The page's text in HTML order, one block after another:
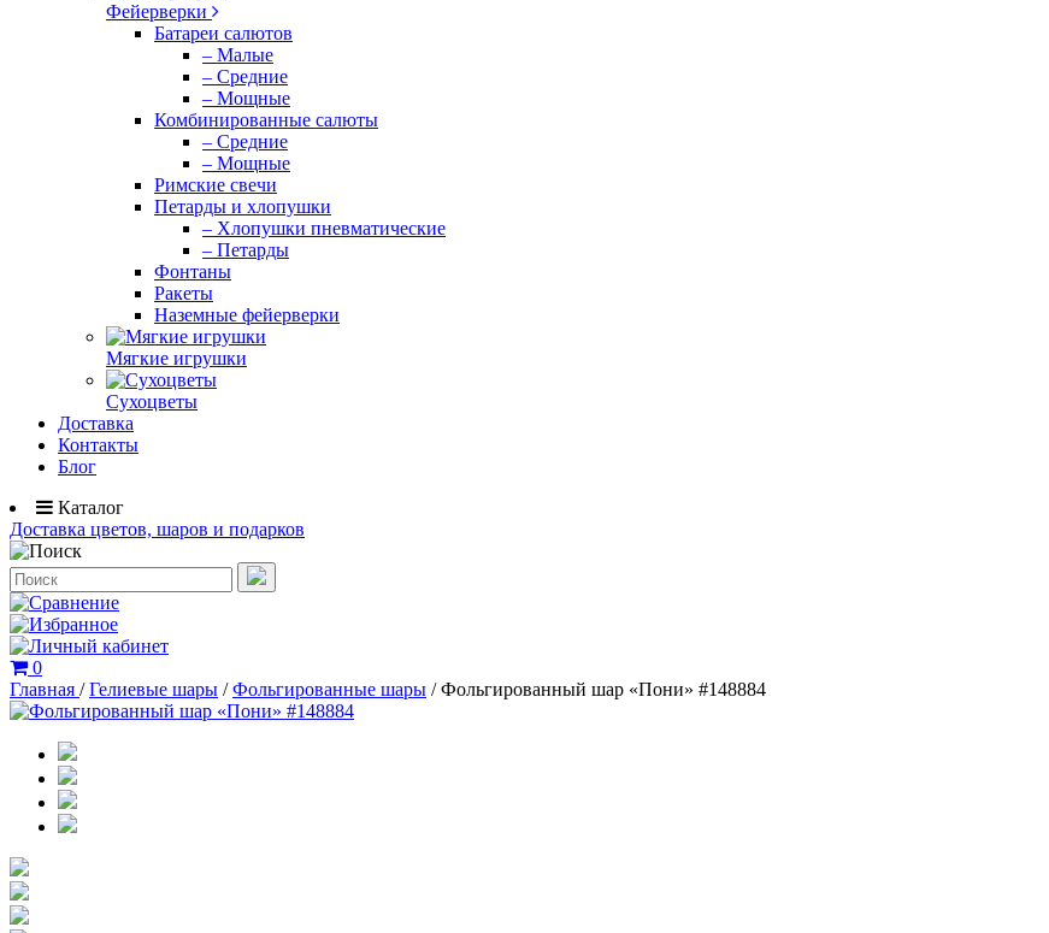
Фейерверки
Батареи салютов
– Малые
– Средние
– Мощные
Комбинированные салюты
– Средние
– Мощные
Римские свечи
Петарды и хлопушки
– Хлопушки пневматические
– Петарды
Фонтаны
Ракеты
Наземные фейерверки
Мягкие игрушки
Сухоцветы
Доставка
Контакты
Блог
Каталог
Доставка цветов, шаров и подарков
0
Главная /Гелиевые шары /Фольгированные шары /Фольгированный шар «Пони» #148884